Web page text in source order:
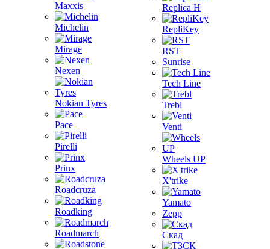
Maxxis
Michelin
Mirage
Nexen
Nokian Tyres
Pace
Pirelli
Prinx
Roadcruza
Roadking
Roadmarch
Replica H
RepliKey
RST
Sunrise
Tech Line
Trebl
Venti
Wheels UP
X'trike
Yamato
Zepp
Скад